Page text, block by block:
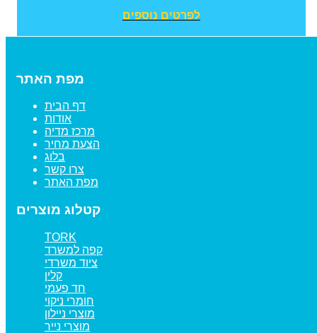
לפרטים נוספים
מפת האתר
דף הבית
אודות
מרכז מדיה
הצעת מחיר
בלוג
צרו קשר
מפת האתר
קטלוג מוצרים
TORK
קפה למשרד
ציוד משרדי
קלין
חד פעמי
חומרי ניקוי
מוצרי ניילון
מוצרי נייר